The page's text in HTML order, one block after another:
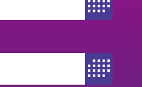
Zeitraum von
Zeitraum bis